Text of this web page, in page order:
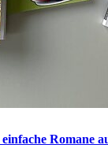
Romane